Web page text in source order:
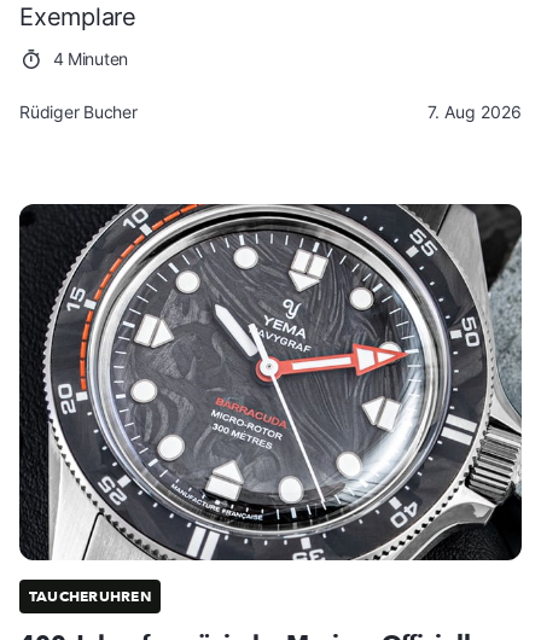
Exemplare
4 Minuten
Rüdiger Bucher 7. Aug 2026
TAUCHERUHREN